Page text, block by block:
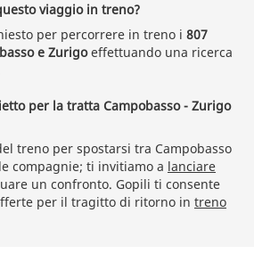
viaggio in treno?
per percorrere in treno i 807
e Zurigoeffettuando una ricerca
per la tratta Campobasso - Zurigo
treno per spostarsi tra Campobasso
compagnie; ti invitiamo a lanciare
un confronto. Gopili ti consente
per il tragitto di ritorno in treno